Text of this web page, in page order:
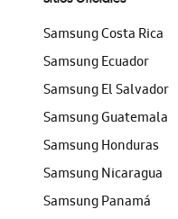
Samsung Costa Rica
Samsung Ecuador
Samsung El Salvador
Samsung Guatemala
Samsung Honduras
Samsung Nicaragua
Samsung Panamá